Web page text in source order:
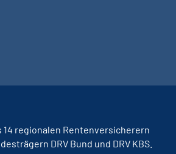
14 regionalen Rentenversicherern
DRV Bund und DRV KBS.